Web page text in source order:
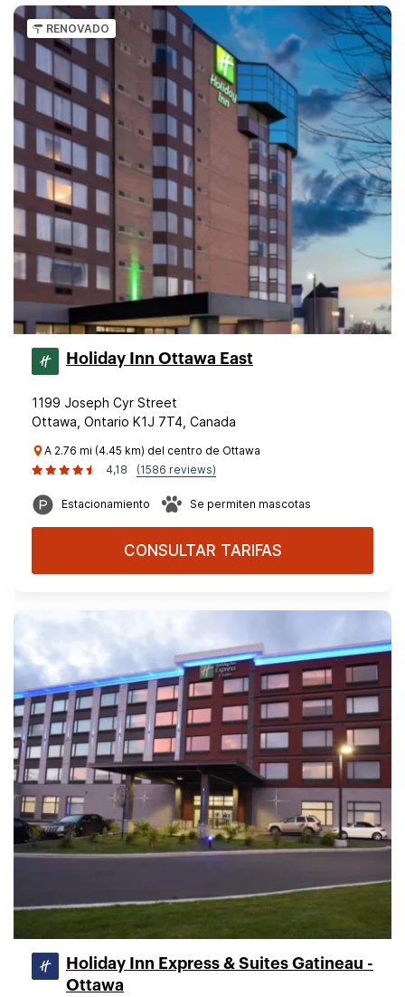
RENOVADO
Holiday Inn Ottawa East
1199 Joseph Cyr Street
Ottawa, Ontario K1J 7T4, Canada
A 2.76 mi (4.45 km) del centro de Ottawa
4,18
(1586 reviews)
Estacionamiento Se permiten mascotas
CONSULTAR TARIFAS
Holiday Inn Express & Suites Gatineau -
Ottawa